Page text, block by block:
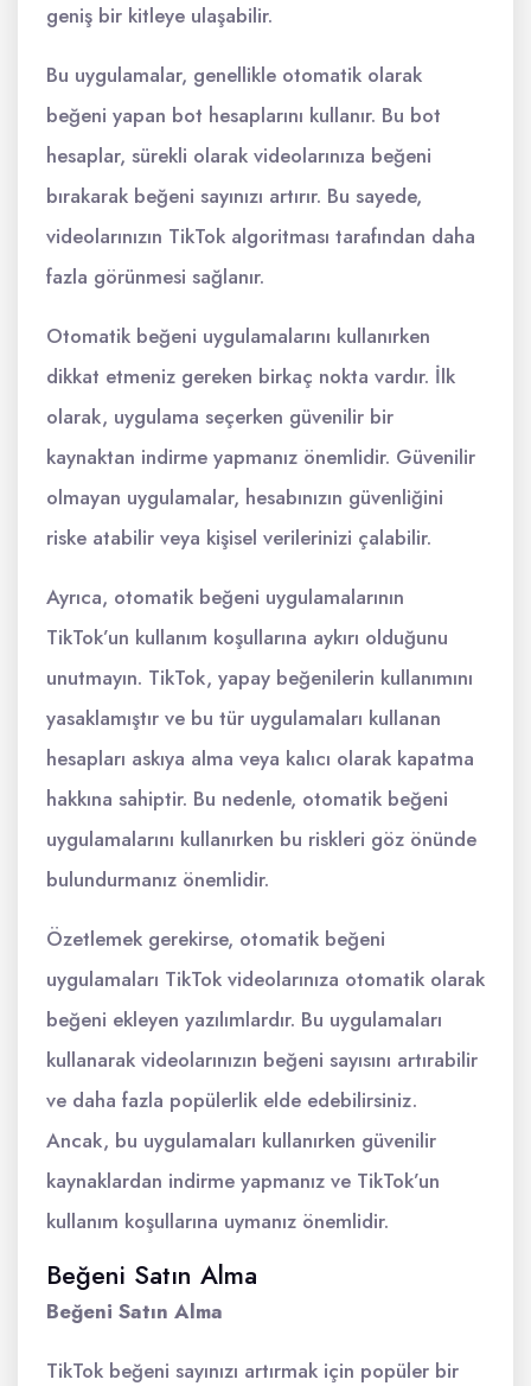
geniş bir kitleye ulaşabilir.
Bu uygulamalar, genellikle otomatik olarak
beğeni yapan bot hesaplarını kullanır. Bu bot
hesaplar, sürekli olarak videolarınıza beğeni
bırakarak beğeni sayınızı artırır. Bu sayede,
videolarınızın TikTok algoritması tarafından daha
fazla görünmesi sağlanır.
Otomatik beğeni uygulamalarını kullanırken
dikkat etmeniz gereken birkaç nokta vardır. İlk
olarak, uygulama seçerken güvenilir bir
kaynaktan indirme yapmanız önemlidir. Güvenilir
olmayan uygulamalar, hesabınızın güvenliğini
riske atabilir veya kişisel verilerinizi çalabilir.
Ayrıca, otomatik beğeni uygulamalarının
TikTok’un kullanım koşullarına aykırı olduğunu
unutmayın. TikTok, yapay beğenilerin kullanımını
yasaklamıştır ve bu tür uygulamaları kullanan
hesapları askıya alma veya kalıcı olarak kapatma
hakkına sahiptir. Bu nedenle, otomatik beğeni
uygulamalarını kullanırken bu riskleri göz önünde
bulundurmanız önemlidir.
Özetlemek gerekirse, otomatik beğeni
uygulamaları TikTok videolarınıza otomatik olarak
beğeni ekleyen yazılımlardır. Bu uygulamaları
kullanarak videolarınızın beğeni sayısını artırabilir
ve daha fazla popülerlik elde edebilirsiniz.
Ancak, bu uygulamaları kullanırken güvenilir
kaynaklardan indirme yapmanız ve TikTok’un
kullanım koşullarına uymanız önemlidir.
Beğeni Satın Alma
Beğeni Satın Alma
TikTok beğeni sayınızı artırmak için popüler bir